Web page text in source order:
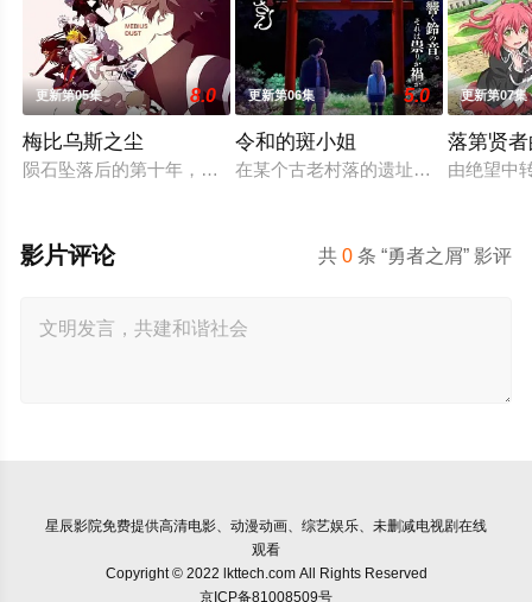
更新第05集 8.0
梅比乌斯之尘
陨石坠落后的第十年，由于巨大结晶释放出的神秘粒子“梅比乌
更新第06集 5.0
令和的斑小姐
在某个古老村落的遗址深处，那一片
更新第07集
落第贤
由绝望中
共0 条 “勇者之屑” 影评
影片评论
星辰影院免费提供高清电影、动漫动画、综艺娱乐、未删减电视剧在线
观看
Copyright © 2022 lkttech.com All Rights Reserved
京ICP备81008509号